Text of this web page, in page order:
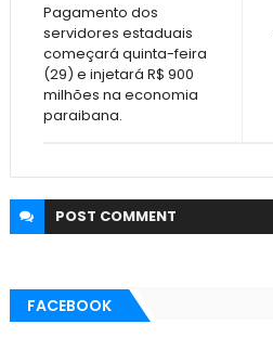
Pagamento dos
servidores estaduais
começará quinta-feira
(29) e injetará R$ 900
milhões na economia
paraibana.
POST COMMENT
FACEBOOK